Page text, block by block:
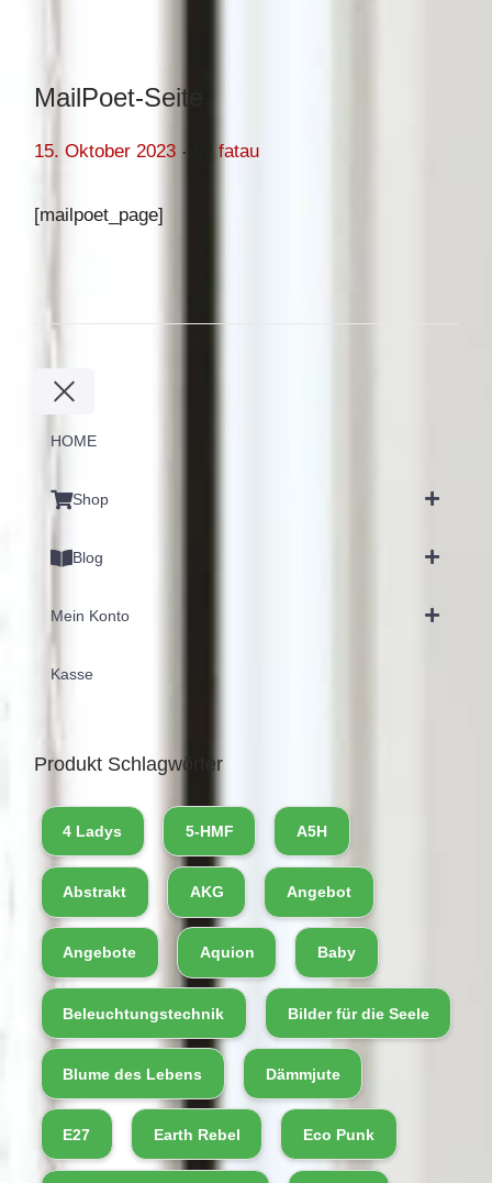
MailPoet-Seite
Posted on
15. Oktober 2023 . fatau
[mailpoet_page]
HOME
Shop
Blog
Mein Konto
Kasse
Produkt Schlagwörter
4 Ladys 5-HMF A5H
Abstrakt AKG Angebot
Angebote Aquion Baby
Beleuchtungstechnik Bilder für die Seele
Blume des Lebens Dämmjute
E27 Earth Rebel Eco Punk